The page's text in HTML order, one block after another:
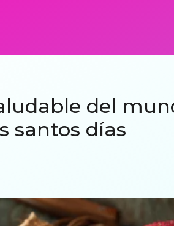
del
santos días